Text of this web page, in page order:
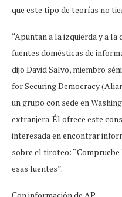
que este tipo de teorías no
“Apuntan a la izquierda y a
fuentes domésticas de
dijo David Salvo, miembro
for Securing Democracy
un grupo con sede en
extranjera. Él ofrece este
interesada en encontrar
sobre el tiroteo: “Compruebe
esas fuentes”.